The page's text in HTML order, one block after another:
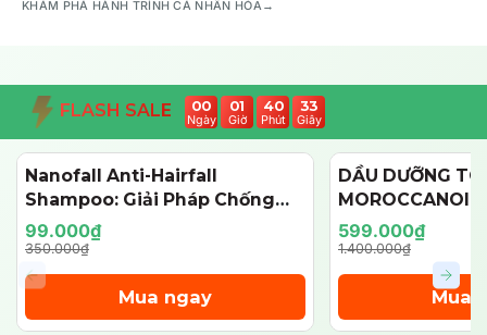
KHÁM PHÁ HÀNH TRÌNH CÁ NHÂN HÓA→
FLASH SALE 00
Ngày
01
Giờ
40
Phút
32
Giây
- 72%
Nanofall Anti-Hairfall
Shampoo: Giải Pháp Chống
Rụng & Kích Thích Mọc Tóc
Chuẩn Y Khoa
99.000₫
350.000₫
Mua ngay
- 57%
DẦU DƯỠNG
MOROCCANOIL
125ML (PHIÊN
599.000₫
1.400.000₫
Mua